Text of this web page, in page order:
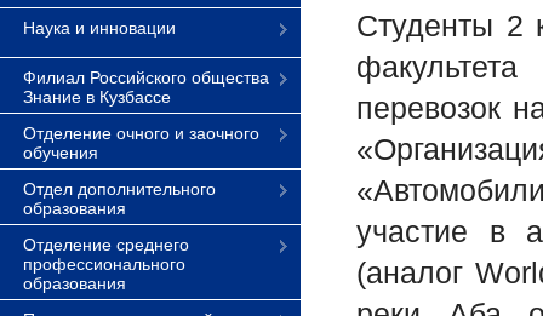
Наука и инновации
Филиал Российского общества
Знание в Кузбассе
Отделение очного и заочного
обучения
Отдел дополнительного
образования
Отделение среднего
профессионального
образования
Студенты 2
перевозок
участие в
(аналог